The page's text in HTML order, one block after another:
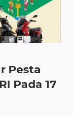
Pesta
Pada 17